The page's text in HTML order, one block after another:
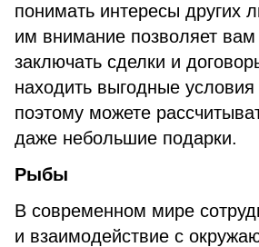
понимать интересы других
им внимание позволяет
заключать сделки и
находить выгодные
поэтому можете
даже небольшие подарки.
Рыбы
В современном мире
и взаимодействие с